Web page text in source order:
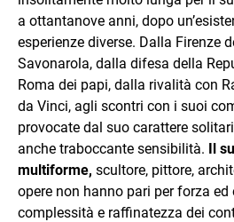
a ottantanove anni, dopo
esperienze diverse. Dalla Firenze
Savonarola, dalla difesa della
Roma dei papi, dalla rivalità con
da Vinci, agli scontri con i suoi
provocate dal suo carattere
anche traboccante sensibilità. Il
multiforme, scultore, pittore,
opere non hanno pari per forza ed
complessità e raffinatezza dei